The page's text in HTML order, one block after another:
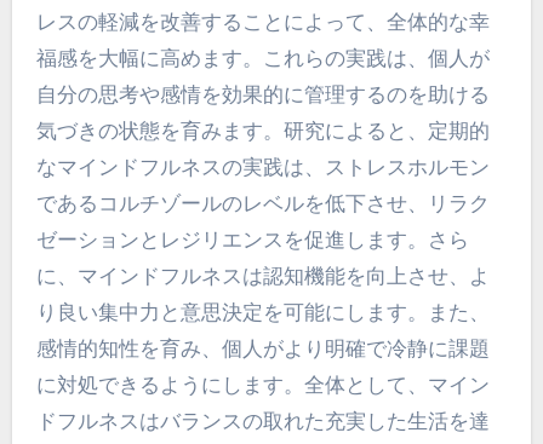
レスの軽減を改善することによって、全体的な幸
福感を大幅に高めます。これらの実践は、個人が
自分の思考や感情を効果的に管理するのを助ける
気づきの状態を育みます。研究によると、定期的
なマインドフルネスの実践は、ストレスホルモン
であるコルチゾールのレベルを低下させ、リラク
ゼーションとレジリエンスを促進します。さら
に、マインドフルネスは認知機能を向上させ、よ
り良い集中力と意思決定を可能にします。また、
感情的知性を育み、個人がより明確で冷静に課題
に対処できるようにします。全体として、マイン
ドフルネスはバランスの取れた充実した生活を達